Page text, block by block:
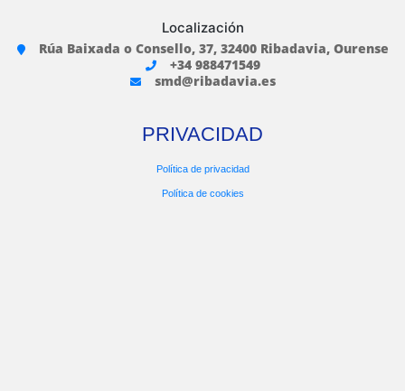
Localización
Rúa Baixada o Consello, 37, 32400 Ribadavia, Ourense
+34 988471549
smd@ribadavia.es
PRIVACIDAD
Política de privacidad
Política de cookies